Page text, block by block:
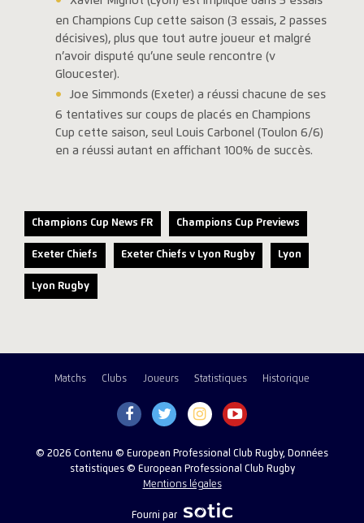
en Champions Cup cette saison (3 essais, 2 passes
décisives), plus que tout autre joueur et malgré
n’avoir disputé qu’une seule rencontre (v
Gloucester).
Joe Simmonds (Exeter) a réussi chacune de ses
6 tentatives sur coups de placés en Champions
Cup cette saison, seul Louis Carbonel (Toulon 6/6)
en a réussi autant en affichant 100% de succès.
Champions Cup News FR Champions Cup Previews
Exeter Chiefs Exeter Chiefs v Lyon Rugby Lyon
Lyon Rugby
Matchs Clubs Joueurs Statistiques Historique
© 2026 Contenu © European Professional Club Rugby, Données
statistiques © European Professional Club Rugby
Mentions légales
Fourni par